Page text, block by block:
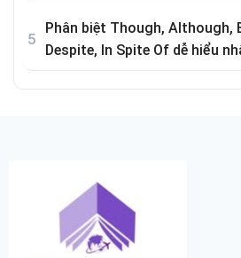
Phân biệt Though, Although,
Despite, In Spite Of dễ hiểu